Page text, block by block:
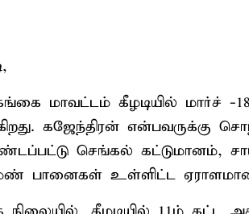
மாவட்டம் கீழடியில் மார்ச் -
கஜேந்திரன் என்பவருக்கு
செங்கல் கட்டுமானம்,
பானைகள் உள்ளிட்ட